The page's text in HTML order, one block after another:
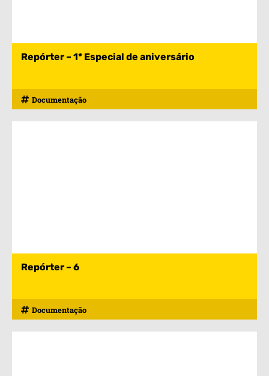
Repórter – 1* Especial de aniversário
Documentação
Repórter – 6
Documentação